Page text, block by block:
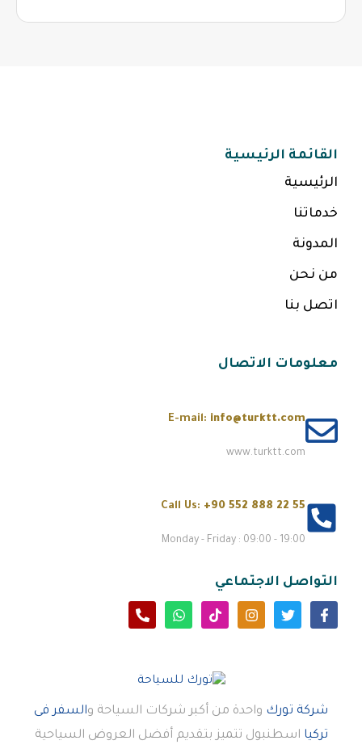
القائمة الرئيسية
الرئيسية
خدماتنا
المدونة
من نحن
اتصل بنا
معلومات الاتصال
E-mail: info@turktt.com
www.turktt.com
Call Us: +90 552 888 22 55
Monday - Friday : 09:00 - 19:00
التواصل الاجتماعي
شركة تورك واحدة من أكبر شركات السياحة والسفر فى
تركيا اسطنبول تتميز بتقديم أفضل العروض السياحية